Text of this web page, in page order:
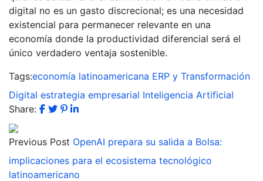
digital no es un gasto discrecional; es una necesidad
existencial para permanecer relevante en una
economía donde la productividad diferencial será el
único verdadero ventaja sostenible.
Tags:economía latinoamericana ERP y Transformación
Digital estrategia empresarial Inteligencia Artificial
Share:
Previous Post OpenAI prepara su salida a Bolsa:
implicaciones para el ecosistema tecnológico
latinoamericano